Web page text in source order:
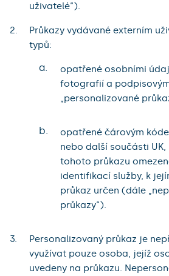
uživatelé“).
Průkazy vydávané externím
typů:
a.
opatřené osobními
fotografií a
„personalizované
b.
opatřené čárovým
nebo další součásti
tohoto průkazu
identifikací služby, k
průkaz určen (dále
průkazy“).
Personalizovaný průkaz je
využívat pouze osoba, jejíž
uvedeny na průkazu.